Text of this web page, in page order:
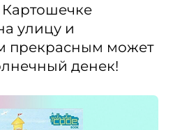
Картошечке
улицу и
прекрасным может
денек!